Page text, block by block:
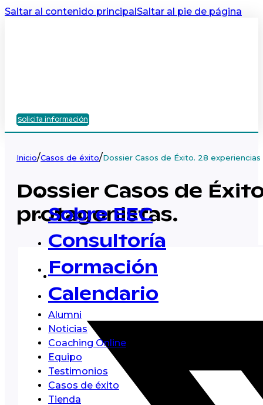
Saltar al contenido principalSaltar al pie de página
Solicita información
Sobre EEC
Consultoría
Formación
Calendario
Alumni
Noticias
Coaching Online
Equipo
Testimonios
Casos de éxito
Tienda
Inicio/Casos de éxito/Dossier Casos de Éxito. 28
Dossier Casos de
protagonistas.